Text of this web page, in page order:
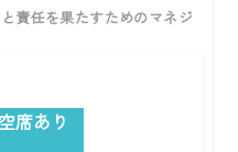
責任を果たすためのマネジ
空席あり